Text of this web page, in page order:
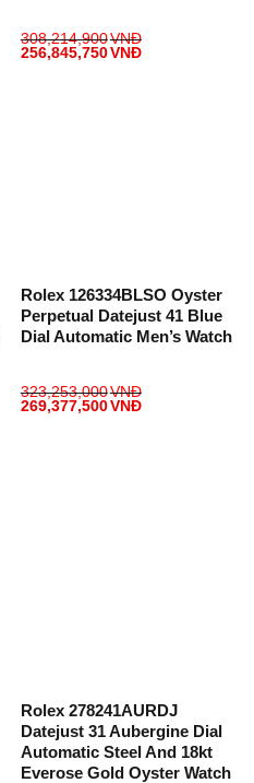
308,214,900VNĐ
256,845,750VNĐ
Rolex 126334BLSO Oyster
Perpetual Datejust 41 Blue
Dial Automatic Men’s Watch
323,253,000VNĐ
269,377,500VNĐ
Rolex 278241AURDJ
Datejust 31 Aubergine Dial
Automatic Steel And 18kt
Everose Gold Oyster Watch